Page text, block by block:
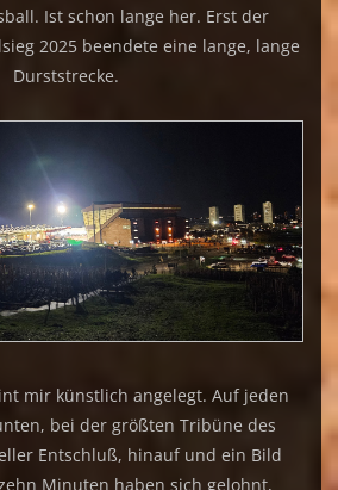
Ist schon lange her. Erst der
2025 beendete eine lange, lange
Durststrecke.
mir künstlich angelegt. Auf jeden
bei der größten Tribüne des
Entschluß, hinauf und ein Bild
Minuten haben sich gelohnt,